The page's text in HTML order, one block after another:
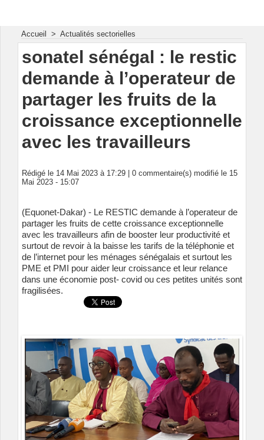
Accueil > Actualités sectorielles
sonatel sénégal : le restic
demande à l’operateur de
partager les fruits de la
croissance exceptionnelle
avec les travailleurs
Rédigé le 14 Mai 2023 à 17:29 | 0 commentaire(s) modifié le 15
Mai 2023 - 15:07
(Equonet-Dakar) - Le RESTIC demande à l’operateur de
partager les fruits de cette croissance exceptionnelle
avec les travailleurs afin de booster leur productivité et
surtout de revoir à la baisse les tarifs de la téléphonie et
de l’internet pour les ménages sénégalais et surtout les
PME et PMI pour aider leur croissance et leur relance
dans une économie post- covid ou ces petites unités sont
fragilisées.